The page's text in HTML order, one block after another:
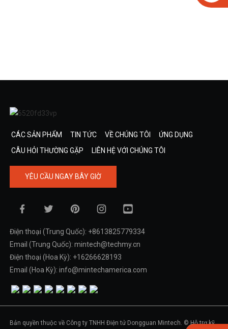
CÁC SẢN PHẨM TIN TỨC VỀ CHÚNG TÔI
ỨNG DỤNG
CÂU HỎI THƯỜNG GẶP
LIÊN HỆ VỚI CHÚNG TÔI
YÊU CẦU NGAY BÂY GIỜ
Điện thoại (Trung Quốc): +8613825779334
Email (Trung Quốc): mintech@techmy.cn
Điện thoại (Hoa Kỳ): +16266628193
Email (Hoa Kỳ): info@mintechamerica.com
Bản quyền thuộc về Công ty TNHH Điện tử Dongguan Mintech. © Hỗ trợ kỹ